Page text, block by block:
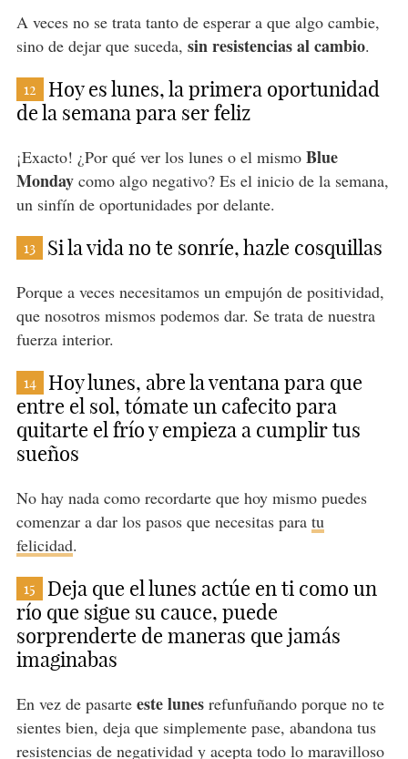
A veces no se trata tanto de esperar a que algo cambie,
sino de dejar que suceda, sin resistencias al cambio.
12
Hoy es lunes, la primera oportunidad
de la semana para ser feliz
¡Exacto! ¿Por qué ver los lunes o el mismo Blue
Mondaycomo algo negativo? Es el inicio de la semana,
un sinfín de oportunidades por delante.
13 Si la vida no te sonríe, hazle cosquillas
Porque a veces necesitamos un empujón de positividad,
que nosotros mismos podemos dar. Se trata de nuestra
fuerza interior.
14
Hoy lunes, abre la ventana para que
entre el sol, tómate un cafecito para
quitarte el frío y empieza a cumplir tus
sueños
No hay nada como recordarte que hoy mismo puedes
comenzar a dar los pasos que necesitas para tu
felicidad.
15
Deja que el lunes actúe en ti como un
río que sigue su cauce, puede
sorprenderte de maneras que jamás
imaginabas
En vez de pasarte este lunesrefunfuñando porque no te
sientes bien, deja que simplemente pase, abandona tus
resistencias de negatividad y acepta todo lo maravilloso